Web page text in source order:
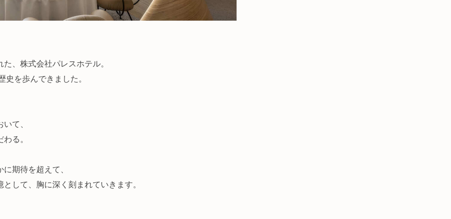
、株式会社パレスホテル。
を歩んできました。
て、
る。
期待を超えて、
して、胸に深く刻まれていきます。